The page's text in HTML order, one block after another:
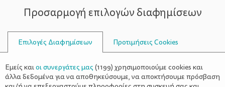
ΣΥΜΒΟΥΛΟΙ
ΔΙΑΤΑΡΑΧΉ
Προσαρμογή επιλογών διαφημίσεων
Επιλογές Διαφημίσεων Προτιμήσεις Cookies
Εμείς καιοι συνεργάτες μας (1199) χρησιμοποιούμε cookies και
άλλα δεδομένα για να αποθηκεύσουμε, να αποκτήσουμε πρόσβαση